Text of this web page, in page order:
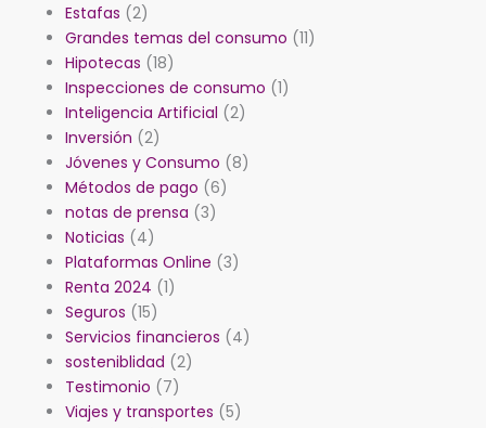
Estafas (2)
Grandes temas del consumo (11)
Hipotecas (18)
Inspecciones de consumo (1)
Inteligencia Artificial (2)
Inversión (2)
Jóvenes y Consumo (8)
Métodos de pago (6)
notas de prensa (3)
Noticias (4)
Plataformas Online (3)
Renta 2024 (1)
Seguros (15)
Servicios financieros (4)
sosteniblidad (2)
Testimonio (7)
Viajes y transportes (5)